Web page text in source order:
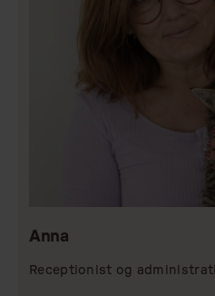
Anna
Receptionist og